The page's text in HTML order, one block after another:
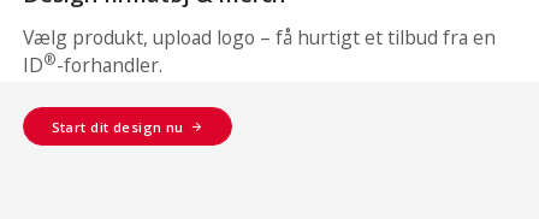
Vælg produkt, upload logo – få hurtigt et tilbud fra en
ID®-forhandler.
Start dit design nu